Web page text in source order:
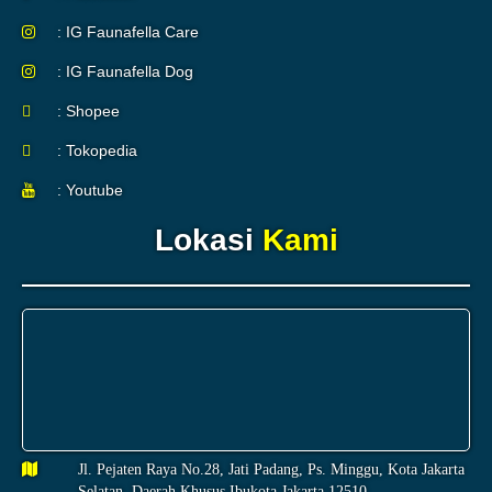
: IG Faunafella Care
: IG Faunafella Dog
: Shopee
: Tokopedia
: Youtube
Lokasi Kami
Jl. Pejaten Raya No.28, Jati Padang, Ps. Minggu, Kota Jakarta